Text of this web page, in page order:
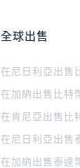
全球出售
在尼日利亞出售
在加納出售比特
在肯尼亞出售比
在尼日利亞出售
在加納出售泰達